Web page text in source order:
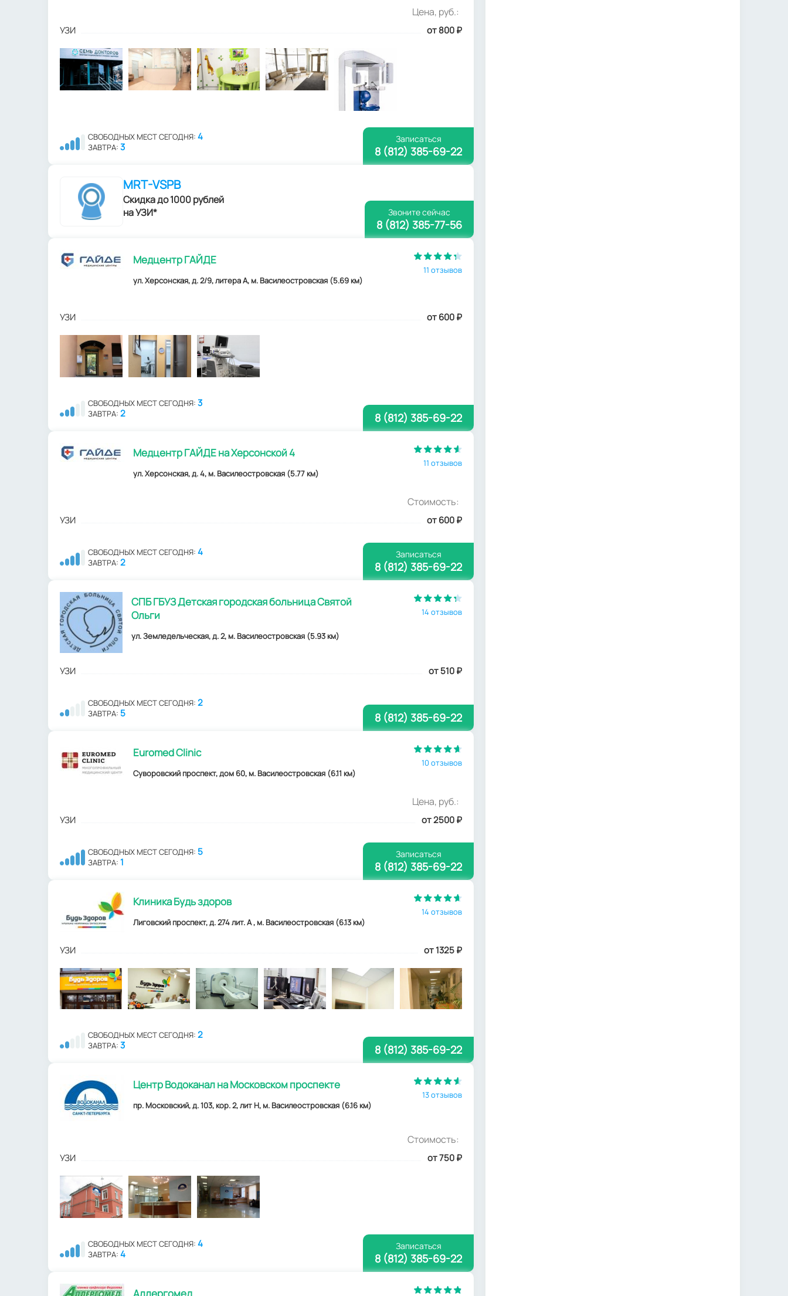
Цена, руб.:
УЗИ от 800₽
СВОБОДНЫХ МЕСТ СЕГОДНЯ: 4
ЗАВТРА: 3
Записаться
8 (812) 385-69-22
MRT-VSPB
Скидка до 1000 рублей
на УЗИ*
Звоните сейчас
8 (812) 385-77-56
Медцентр ГАЙДЕ
ул. Херсонская, д. 2/9, литера А, м. Василеостровская (5.69 км)
11 отзывов
УЗИ от 600₽
СВОБОДНЫХ МЕСТ СЕГОДНЯ: 3
ЗАВТРА: 2 8 (812) 385-69-22
Медцентр ГАЙДЕ на Херсонской 4
ул. Херсонская, д. 4, м. Василеостровская (5.77 км)
11 отзывов
Стоимость:
УЗИ от 600₽
СВОБОДНЫХ МЕСТ СЕГОДНЯ: 4
ЗАВТРА: 2
Записаться
8 (812) 385-69-22
СПБ ГБУЗ Детская городская больница Святой
Ольги
ул. Земледельческая, д. 2, м. Василеостровская (5.93 км)
14 отзывов
УЗИ от 510₽
СВОБОДНЫХ МЕСТ СЕГОДНЯ: 2
ЗАВТРА: 5 8 (812) 385-69-22
Euromed Clinic
Суворовский проспект, дом 60, м. Василеостровская (6.11 км)
10 отзывов
Цена, руб.:
УЗИ от 2500₽
СВОБОДНЫХ МЕСТ СЕГОДНЯ: 5
ЗАВТРА: 1
Записаться
8 (812) 385-69-22
Клиника Будь здоров
Лиговский проспект, д. 274 лит. А , м. Василеостровская (6.13 км)
14 отзывов
УЗИ от 1325₽
СВОБОДНЫХ МЕСТ СЕГОДНЯ: 2
ЗАВТРА: 3 8 (812) 385-69-22
Центр Водоканал на Московском проспекте
пр. Московский, д. 103, кор. 2, лит Н, м. Василеостровская (6.16 км)
13 отзывов
Стоимость:
УЗИ от 750₽
СВОБОДНЫХ МЕСТ СЕГОДНЯ: 4
ЗАВТРА: 4
Записаться
8 (812) 385-69-22
Аллергомед